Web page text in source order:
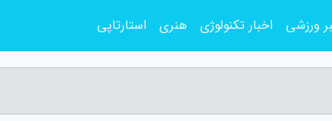
ورزشی اخبار تکنولوژی هنری استارتاپی